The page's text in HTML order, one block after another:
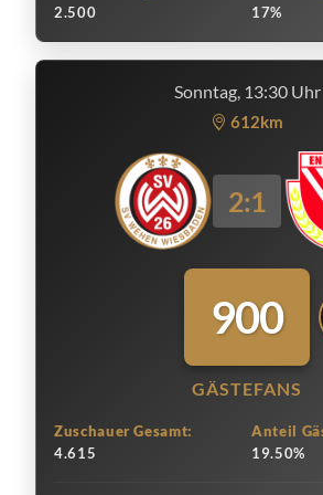
2.500
17%
Sonntag, 13:30 Uhr
612km
2:1
900
GÄSTEFANS
Zuschauer Gesamt:
4.615
Anteil
19.50%